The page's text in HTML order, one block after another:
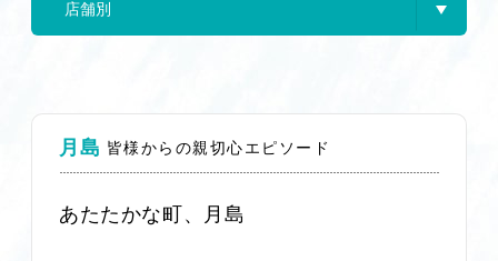
月島 皆様からの親切心エピソード
あたたかな町、月島